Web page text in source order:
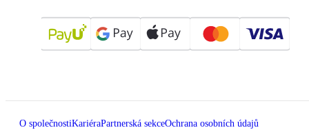
O společnostiKariéraPartnerská sekceOchrana osobních údajů